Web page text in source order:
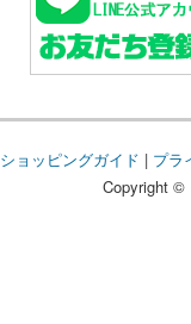
ショッピングガイド | プラ
Copyright ©